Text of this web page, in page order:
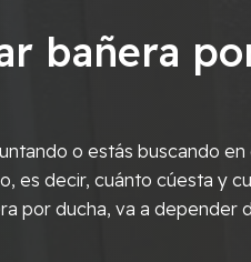
bañera
o estás buscando
es decir, cuánto cúesta y
por ducha, va a depender